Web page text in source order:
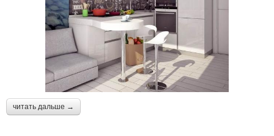
читать дальше →